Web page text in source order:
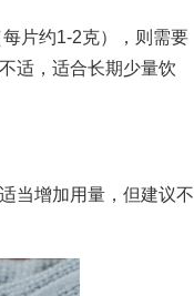
片约1-2克），则需要
适，适合长期少量饮
当增加用量，但建议不